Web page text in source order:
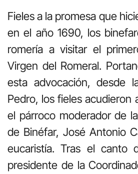
Fieles a la promesa que
en el año 1690, los
romería a visitar el
Virgen del Romeral.
esta advocación, desde
Pedro, los fieles acudieron
el párroco moderador de
de Binéfar, José Antonio
eucaristía. Tras el canto
presidente de la